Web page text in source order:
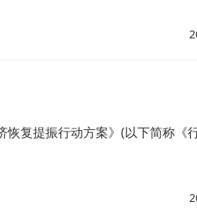
恢复提振行动方案》(以下简称《